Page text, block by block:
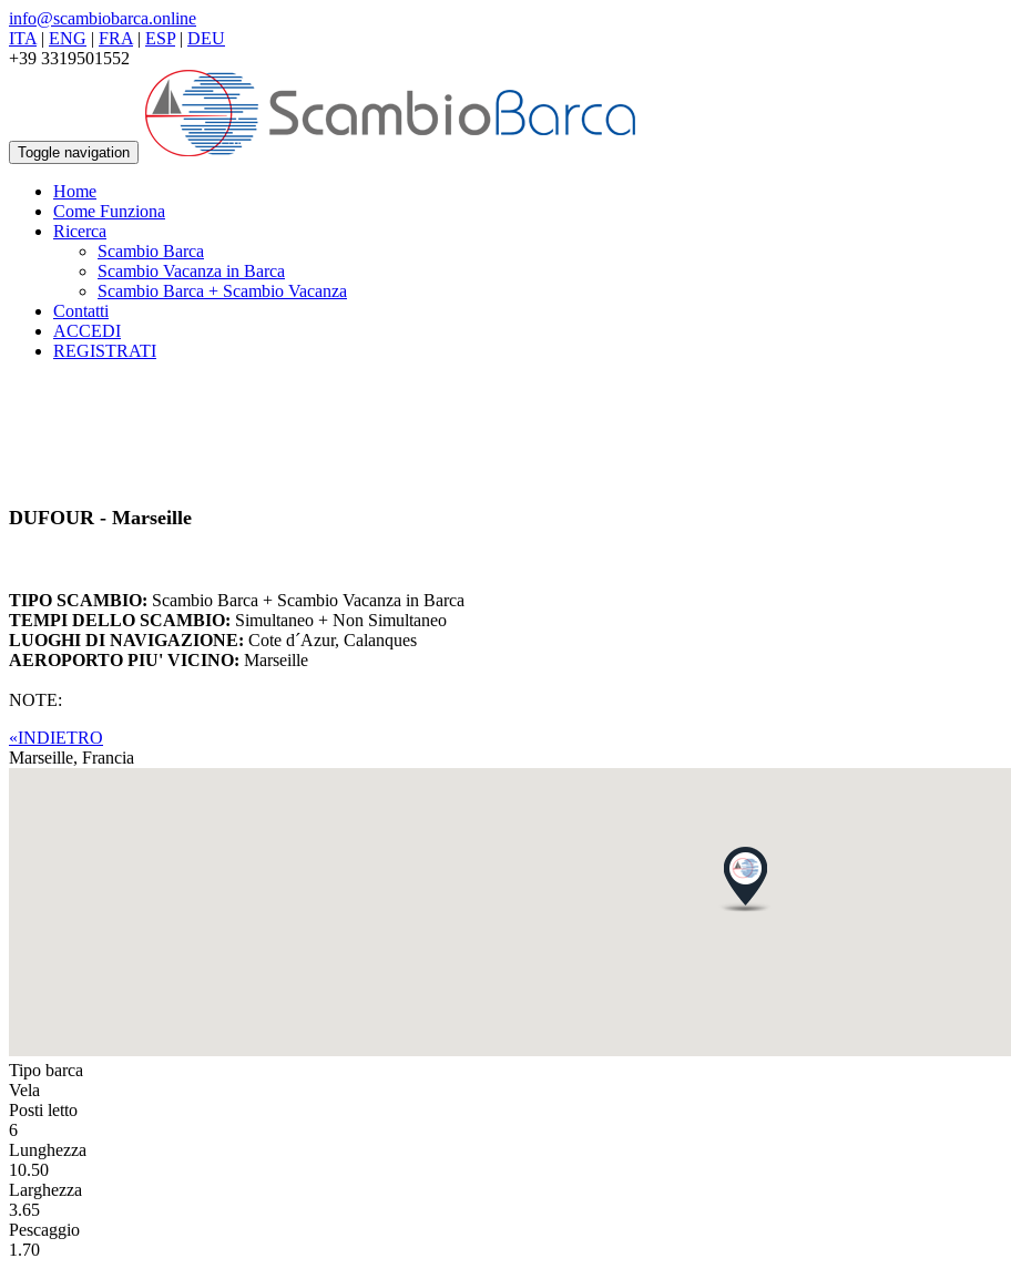
info@scambiobarca.online
ITA | ENG | FRA | ESP| DEU
+39 3319501552
Toggle navigation
Home
Come Funziona
Ricerca
Scambio Barca
Scambio Vacanza in Barca
Scambio Barca + Scambio Vacanza
Contatti
ACCEDI
REGISTRATI
DUFOUR - Marseille
TIPO SCAMBIO: Scambio Barca + Scambio Vacanza in Barca
TEMPI DELLO SCAMBIO: Simultaneo + Non Simultaneo
LUOGHI DI NAVIGAZIONE: Cote d´Azur, Calanques
AEROPORTO PIU' VICINO: Marseille
NOTE:
«INDIETRO
Marseille, Francia
Tipo barca
Vela
Posti letto
6
Lunghezza
10.50
Larghezza
3.65
Pescaggio
1.70